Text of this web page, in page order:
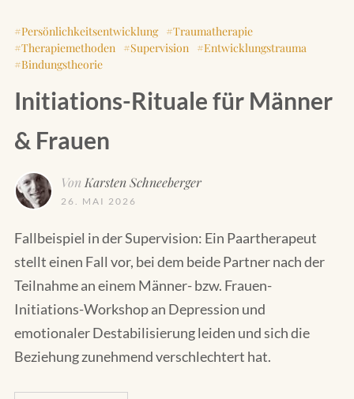
Persönlichkeitsentwicklung
Traumatherapie
Therapiemethoden
Supervision
Entwicklungstrauma
Bindungstheorie
Initiations-Rituale für Männer
& Frauen
Von Karsten Schneeberger
26. MAI 2026
Fallbeispiel in der Supervision: Ein Paartherapeut
stellt einen Fall vor, bei dem beide Partner nach der
Teilnahme an einem Männer- bzw. Frauen-
Initiations-Workshop an Depression und
emotionaler Destabilisierung leiden und sich die
Beziehung zunehmend verschlechtert hat.